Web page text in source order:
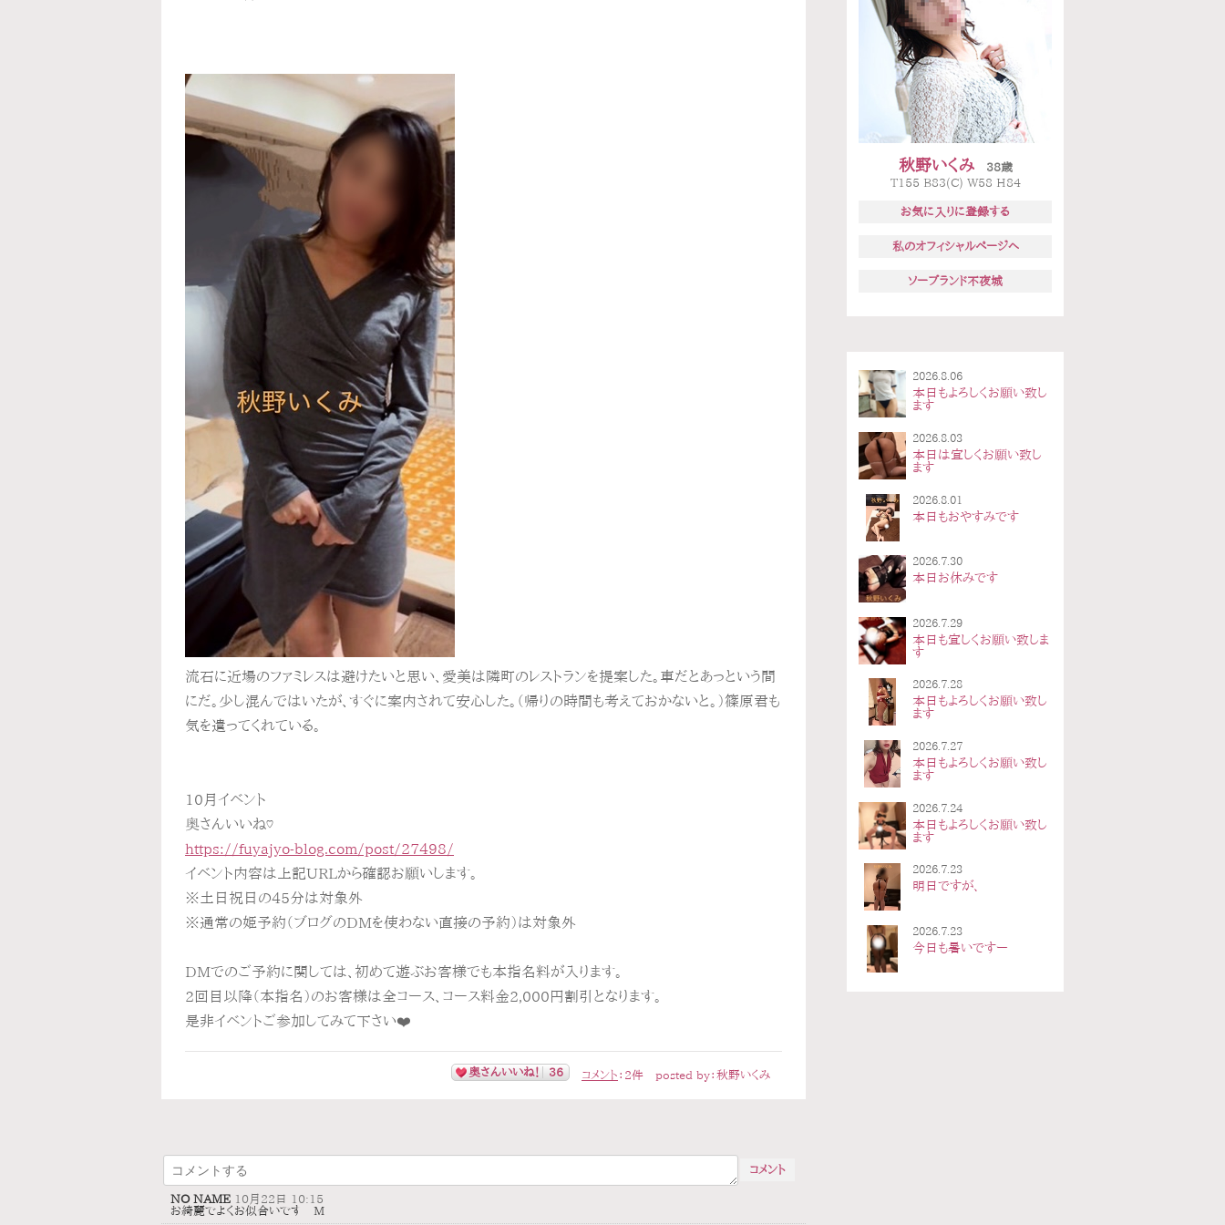
流石に近場のファミレスは避けたいと思い、愛美は隣町のレストランを提案した。車だとあっという間
にだ。少し混んではいたが、すぐに案内されて安心した。（帰りの時間も考えておかないと。）篠原君も
気を遣ってくれている。
10月イベント
奥さんいいね♡
https://fuyajyo-blog.com/post/27498/
イベント内容は上記URLから確認お願いします。
※土日祝日の45分は対象外
※通常の姫予約（ブログのDMを使わない直接の予約）は対象外
DMでのご予約に関しては、初めて遊ぶお客様でも本指名料が入ります。
2回目以降（本指名）のお客様は全コース、コース料金2,000円割引となります。
是非イベントご参加してみて下さい❤️
posted by： 秋野いくみ
コメント ： 2件
奥さんいいね！ 36
NO NAME 10月22日 10:15
お綺麗でよくお似合いです M
秋野いくみ
38歳
T155 B83(C) W58 H84
お気に入りに登録する
私のオフィシャルページへ
ソープランド不夜城
2026.8.06
本日もよろしくお願い致し
ます
2026.8.03
本日は宜しくお願い致し
ます
2026.8.01
本日もおやすみです
2026.7.30
本日お休みです
2026.7.29
本日も宜しくお願い致しま
す
2026.7.28
本日もよろしくお願い致し
ます
2026.7.27
本日もよろしくお願い致し
ます
2026.7.24
本日もよろしくお願い致し
ます
2026.7.23
明日ですが、
2026.7.23
今日も暑いですー